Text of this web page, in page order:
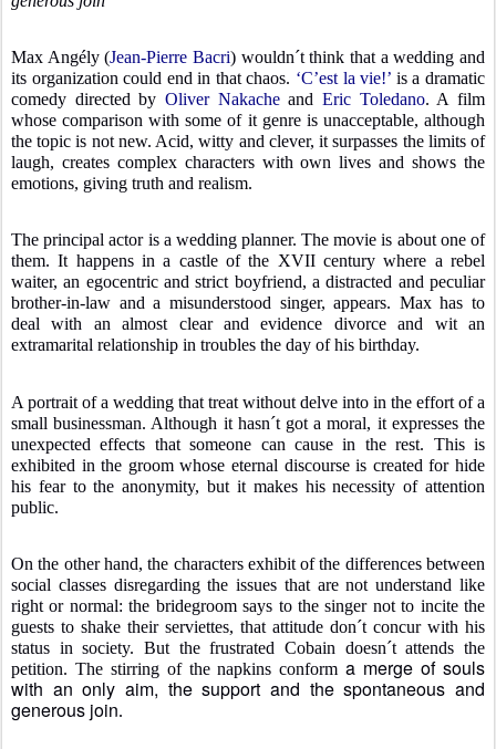
Max Angély (Jean-Pierre Bacri) wouldn´t think that a wedding and
its organization could end in that chaos. ‘C’est la vie!’ is a dramatic
comedy directed by Oliver NakacheandEric Toledano. A film
whose comparison with some of it genre is unacceptable, although
the topic is not new. Acid, witty and clever, it surpasses the limits of
laugh, creates complex characters with own lives and shows the
emotions, giving truth and realism.
The principal actor is a wedding planner. The movie is about one of
them. It happens in a castle of the XVII century where a rebel
waiter, an egocentric and strict boyfriend, a distracted and peculiar
brother-in-law and a misunderstood singer, appears. Max has to
deal with an almost clear and evidence divorce and wit an
extramarital relationship in troubles the day of his birthday.
A portrait of a wedding that treat without delve into in the effort of a
small businessman. Although it hasn´t got a moral, it expresses the
unexpected effects that someone can cause in the rest. This is
exhibited in the groom whose eternal discourse is created for hide
his fear to the anonymity, but it makes his necessity of attention
public.
On the other hand, the characters exhibit of the differences between
social classes disregarding the issues that are not understand like
right or normal: the bridegroom says to the singer not to incite the
guests to shake their serviettes, that attitude don´t concur with his
status in society. But the frustrated Cobain doesn´t attends the
petition. The stirring of the napkins conforma merge of souls
with an only aim, the support and the spontaneous and
generous join.